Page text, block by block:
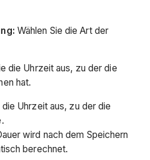
Wählen Sie die Art der
die Uhrzeit aus, zu der die
hat.
die Uhrzeit aus, zu der die
wird nach dem Speichern
berechnet.